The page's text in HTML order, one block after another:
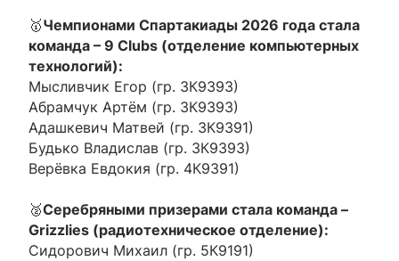
🥇Чемпионами Спартакиады 2026 года стала
команда – 9 Clubs (отделение компьютерных
технологий):
Мысливчик Егор (гр. 3К9393)
Абрамчук Артём (гр. 3К9393)
Адашкевич Матвей (гр. 3К9391)
Будько Владислав (гр. 3К9393)
Верёвка Евдокия (гр. 4К9391)
🥈Серебряными призерами стала команда –
Grizzlies (радиотехническое отделение):
Сидорович Михаил (гр. 5К9191)